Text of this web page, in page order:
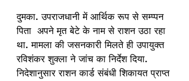
दुमका. उपराजधानी में आर्थिक रूप से सम्प्पन
पिता  अपने मृत बेटे के नाम से राशन उठा रहा
था. मामला की जसनकारी मिलते ही उपायुक्त
रविशंकर शुक्ला ने जांच का निर्देश दिया.
निदेशानुसार राशन कार्ड संबंधी शिकायत प्राप्त